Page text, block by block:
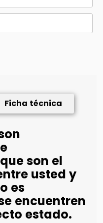
Ficha técnica
son el
usted y
es
encuentren
estado.